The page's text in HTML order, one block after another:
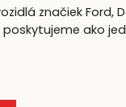
značiek
ako